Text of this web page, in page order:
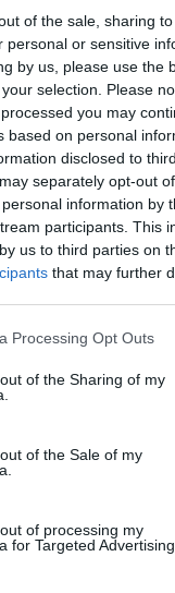
of the sale, sharing
personal or sensitive
by us, please use the
selection. Please
you may
based on personal
disclosed to
separately opt-out
information by
participants. This
us to third parties on
that may further
Processing Opt Outs
of the Sharing of my
of the Sale of my
of processing my
for Targeted Advertising.
| Κάνε click για να
Πώς